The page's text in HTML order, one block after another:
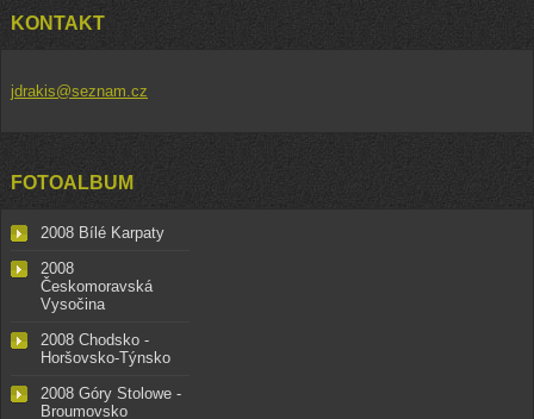
KONTAKT
jdrakis@seznam.cz
FOTOALBUM
2008 Bílé Karpaty
2008
Českomoravská
Vysočina
2008 Chodsko -
Horšovsko-Týnsko
2008 Góry Stolowe -
Broumovsko